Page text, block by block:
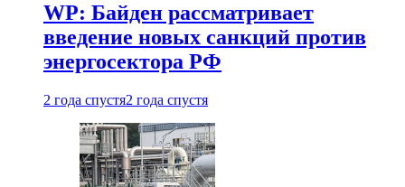
WP: Байден рассматривает
введение новых санкций против
энергосектора РФ
2 года спустя2 года спустя